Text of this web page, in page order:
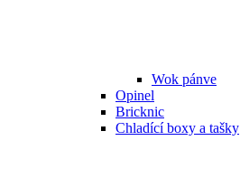
Wok pánve
Opinel
Bricknic
Chladící boxy a tašky